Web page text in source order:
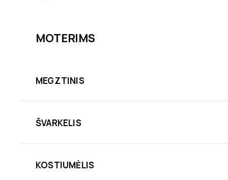
MOTERIMS
MEGZTINIS
ŠVARKELIS
KOSTIUMĖLIS